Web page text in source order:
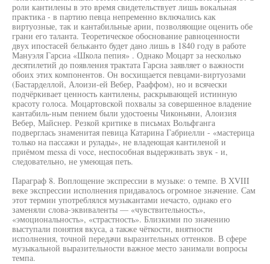
роли кантилены в это время свидетельствует лишь вокальная
практика - в партию певца непременно включались как
виртуозные, так и кантабильные арии, позволяющие оценить обе
грани его таланта. Теоретическое обоснование равноценности
двух ипостасей бельканто будет дано лишь в 1840 году в работе
Мануэля Гарсиа «Школа пепия» . Однако Моцарт за несколько
десятилетий до появления трактата Гарсиа заявляет о важности
обоих этих компонентов. Он восхищается певцами-виртуозами
(Бастарделлой, Алоизи-ей Вебер, Рааффом), но и всячески
подчёркивает ценность кантилены, раскрывающей истинную
красоту голоса. Моцартовской похвалы за совершенное владение
кантабиль-ным пением были удостоены Чиконьяни, Алоизия
Вебер, Майснер. Резкой критике в письмах Вольфганга
подверглась знаменитая певица Катарина Габриелли - «мастерица
только на пассажи и рулады», не владеющая кантиленой и
приёмом messa di voce, неспособная выдерживать звук - и,
следовательно, не умеющая петь.
Параграф 8. Воплощение экспрессии в музыке: о темпе. В XVIII
веке экспрессии исполнения придавалось огромное значение. Сам
этот термин употреблялся музыкантами нечасто, однако его
заменяли слова-эквиваленты — «чувствительность»,
«эмоциональность», «страстность». Близкими по значению
выступали понятия вкуса, а также чёткости, внятности
исполнения, точной передачи выразительных оттенков. В сфере
музыкальной выразительности важное место занимали вопросы
темпа.